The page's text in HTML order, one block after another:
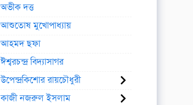
অভীক দত্ত
আশুতোষ মুখোপাধ্যায়
আহমদ ছফা
ঈশ্বরচন্দ্র বিদ্যাসাগর
উপেন্দ্রকিশোর রায়চৌধুরী
কাজী নজরুল ইসলাম